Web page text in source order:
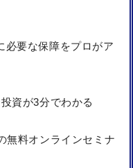
必要な保障をプロがア
資が3分でわかる
無料オンラインセミナ